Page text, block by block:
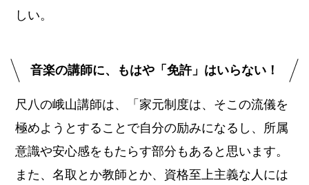
しい。
音楽の講師に、もはや「免許」はいらない！
尺八の峨山講師は、「家元制度は、そこの流儀を
極めようとすることで自分の励みになるし、所属
意識や安心感をもたらす部分もあると思います。
また、名取とか教師とか、資格至上主義な人には